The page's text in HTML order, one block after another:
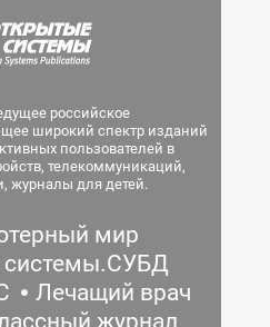
российское
широкий спектр изданий
пользователей в
телекоммуникаций,
журналы для детей.
мир
системы.СУБД
Лечащий врач
журнал